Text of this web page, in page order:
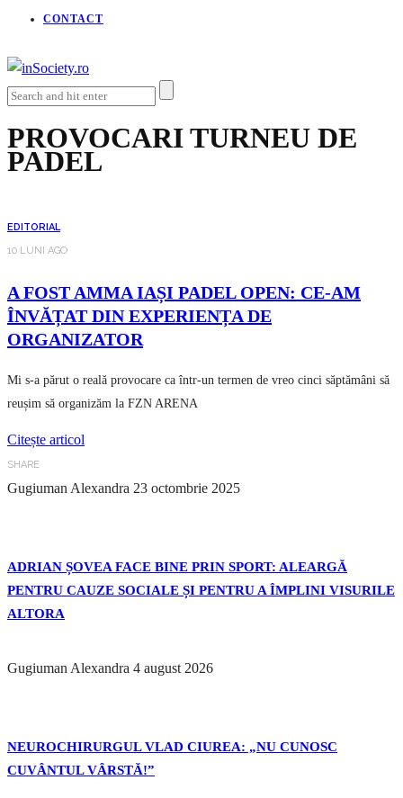
CONTACT
PROVOCARI TURNEU DE
PADEL
EDITORIAL
10 LUNI AGO
A FOST AMMA IAȘI PADEL OPEN: CE-AM
ÎNVĂȚAT DIN EXPERIENȚA DE
ORGANIZATOR
Mi s-a părut o reală provocare ca într-un termen de vreo cinci săptămâni să
reușim să organizăm la FZN ARENA
Citește articol
SHARE
Gugiuman Alexandra 23 octombrie 2025
ADRIAN ȘOVEA FACE BINE PRIN SPORT: ALEARGĂ
PENTRU CAUZE SOCIALE ȘI PENTRU A ÎMPLINI VISURILE
ALTORA
Gugiuman Alexandra 4 august 2026
NEUROCHIRURGUL VLAD CIUREA: „NU CUNOSC
CUVÂNTUL VÂRSTĂ!”